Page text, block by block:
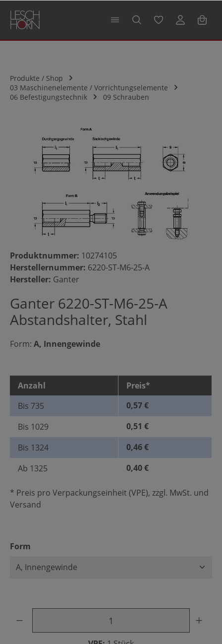
springen
Produkte / Shop
03 Maschinenelemente / Vorrichtungselemente
06 Befestigungstechnik
09 Schrauben
Bildergalerie überspringen
Produktnummer: 10274105
Herstellernummer: 6220-ST-M6-25-A
Hersteller: Ganter
Ganter 6220-ST-M6-25-A
Abstandshalter, Stahl
Form: A, Innengewinde
Anzahl
Preis*
Bis 735
0,57 €
Bis 1029
0,51 €
Bis 1324
0,46 €
Ab 1325 0,40 €
* Preis pro Verpackungseinheit (VPE), zzgl. MwSt. und
Versand
Form